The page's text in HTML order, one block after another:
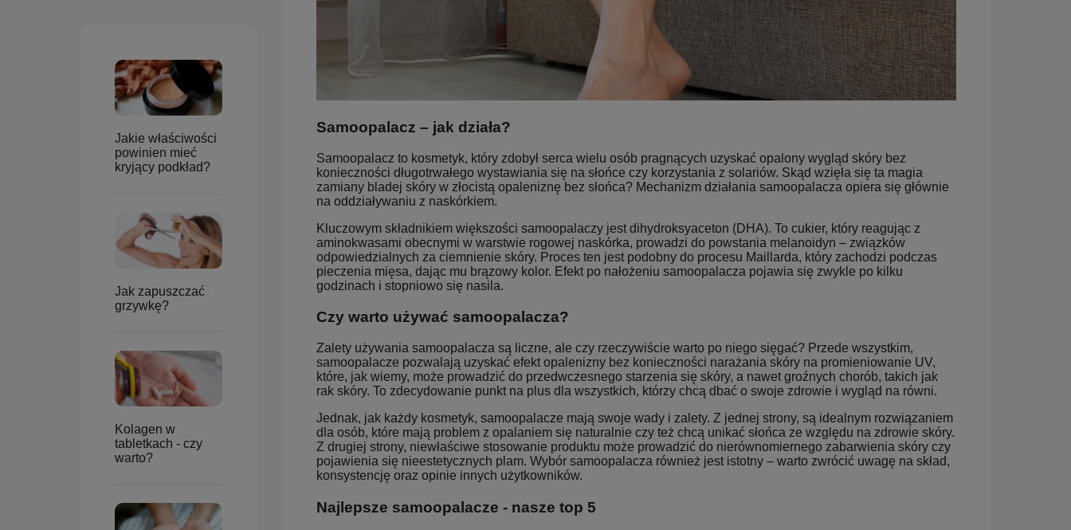
Jakie właściwości
powinien mieć
kryjący podkład?
Jak zapuszczać
grzywkę?
Kolagen w
tabletkach - czy
warto?
Samoopalacz – jak działa?
Samoopalacz to kosmetyk, który zdobył serca wielu osób pragnących uzyskać opalony wygląd skóry bez
konieczności długotrwałego wystawiania się na słońce czy korzystania z solariów. Skąd wzięła się ta magia
zamiany bladej skóry w złocistą opaleniznę bez słońca? Mechanizm działania samoopalacza opiera się głównie
na oddziaływaniu z naskórkiem.
Kluczowym składnikiem większości samoopalaczy jest dihydroksyaceton (DHA). To cukier, który reagując z
aminokwasami obecnymi w warstwie rogowej naskórka, prowadzi do powstania melanoidyn – związków
odpowiedzialnych za ciemnienie skóry. Proces ten jest podobny do procesu Maillarda, który zachodzi podczas
pieczenia mięsa, dając mu brązowy kolor. Efekt po nałożeniu samoopalacza pojawia się zwykle po kilku
godzinach i stopniowo się nasila.
Czy warto używać samoopalacza?
Zalety używania samoopalacza są liczne, ale czy rzeczywiście warto po niego sięgać? Przede wszystkim,
samoopalacze pozwalają uzyskać efekt opalenizny bez konieczności narażania skóry na promieniowanie UV,
które, jak wiemy, może prowadzić do przedwczesnego starzenia się skóry, a nawet groźnych chorób, takich jak
rak skóry. To zdecydowanie punkt na plus dla wszystkich, którzy chcą dbać o swoje zdrowie i wygląd na równi.
Jednak, jak każdy kosmetyk, samoopalacze mają swoje wady i zalety. Z jednej strony, są idealnym rozwiązaniem
dla osób, które mają problem z opalaniem się naturalnie czy też chcą unikać słońca ze względu na zdrowie skóry.
Z drugiej strony, niewłaściwe stosowanie produktu może prowadzić do nierównomiernego zabarwienia skóry czy
pojawienia się nieestetycznych plam. Wybór samoopalacza również jest istotny – warto zwrócić uwagę na skład,
konsystencję oraz opinie innych użytkowników.
Najlepsze samoopalacze - nasze top 5